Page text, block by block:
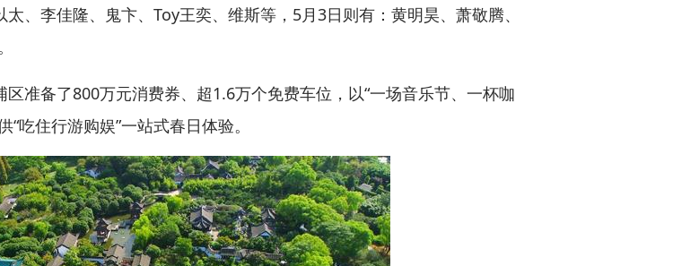
、李佳隆、鬼卞、Toy王奕、维斯等，5月3日则有：黄明昊、萧敬腾、
备了800万元消费券、超1.6万个免费车位，以“一场音乐节、一杯咖
吃住行游购娱”一站式春日体验。